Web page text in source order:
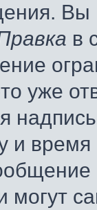
Вы
в
уже
и
могут